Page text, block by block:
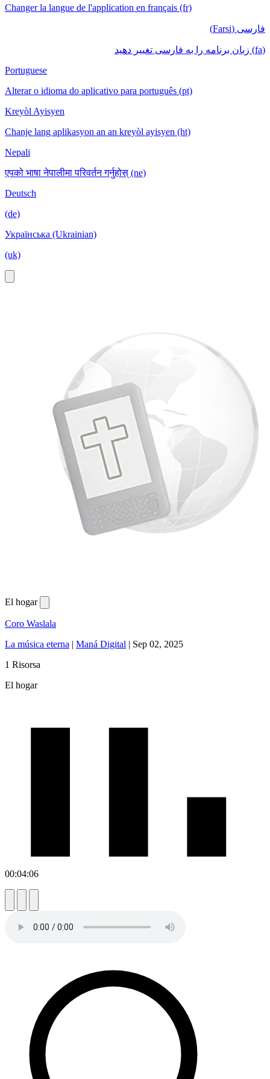
Changer la langue de l'application en français (fr)
فارسی (Farsi)
(fa) زبان برنامه را به فارسی تغییر دهید
Portuguese
Alterar o idioma do aplicativo para português (pt)
Kreyòl Ayisyen
Chanje lang aplikasyon an an kreyòl ayisyen (ht)
Nepali
एपको भाषा नेपालीमा परिवर्तन गर्नुहोस् (ne)
Deutsch
(de)
Українська (Ukrainian)
(uk)
El hogar
Coro Waslala
La música eterna | Maná Digital | Sep 02, 2025
1 Risorsa
El hogar
00:04:06